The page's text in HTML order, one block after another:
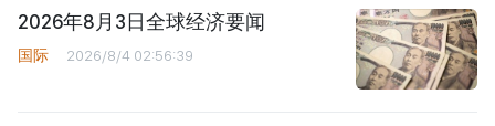
2026年8月3日全球经济要闻
国际 2026/8/4 02:56:39